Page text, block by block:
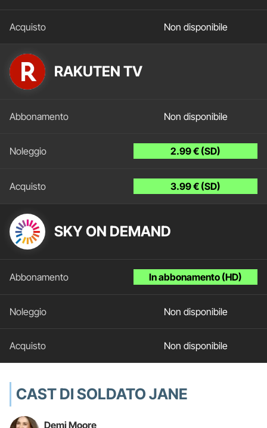
Non disponibile
RAKUTEN TV
Non disponibile
2.99 € (SD)
3.99 € (SD)
SKY ON DEMAND
In abbonamento (HD)
Non disponibile
Non disponibile
CAST DI SOLDATO JANE
Demi Moore